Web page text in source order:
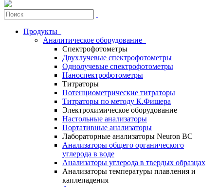
Продукты
Аналитическое оборудование
Спектрофотометры
Двухлучевые спектрофотометры
Однолучевые спектрофотометры
Наноспектрофотометры
Титраторы
Потенциометрические титраторы
Титраторы по методу К.Фишера
Электрохимическое оборудование
Настольные анализаторы
Портативные анализаторы
Лабораторные анализаторы Neuron BC
Анализаторы общего органического
углерода в воде
Анализаторы углерода в твердых образцах
Анализаторы температуры плавления и
каплепадения